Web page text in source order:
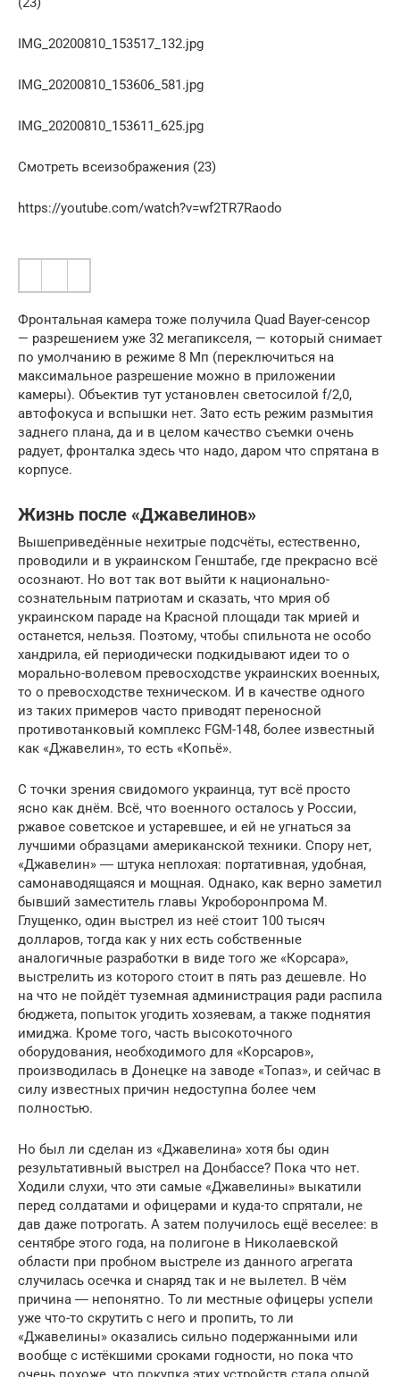
IMG_20200810_153517_132.jpg
IMG_20200810_153606_581.jpg
IMG_20200810_153611_625.jpg
Смотреть всеизображения (23)
https://youtube.com/watch?v=wf2TR7Raodo
Фронтальная камера тоже получила Quad Bayer-сенсор
— разрешением уже 32 мегапикселя, — который снимает
по умолчанию в режиме 8 Мп (переключиться на
максимальное разрешение можно в приложении
камеры). Объектив тут установлен светосилой f/2,0,
автофокуса и вспышки нет. Зато есть режим размытия
заднего плана, да и в целом качество съемки очень
радует, фронталка здесь что надо, даром что спрятана в
корпусе.
Жизнь после «Джавелинов»
Вышеприведённые нехитрые подсчёты, естественно,
проводили и в украинском Генштабе, где прекрасно всё
осознают. Но вот так вот выйти к национально-
сознательным патриотам и сказать, что мрия об
украинском параде на Красной площади так мрией и
останется, нельзя. Поэтому, чтобы спильнота не особо
хандрила, ей периодически подкидывают идеи то о
морально-волевом превосходстве украинских военных,
то о превосходстве техническом. И в качестве одного
из таких примеров часто приводят переносной
противотанковый комплекс FGM-148, более известный
как «Джавелин», то есть «Копьё».
С точки зрения свидомого украинца, тут всё просто
ясно как днём. Всё, что военного осталось у России,
ржавое советское и устаревшее, и ей не угнаться за
лучшими образцами американской техники. Спору нет,
«Джавелин» ― штука неплохая: портативная, удобная,
самонаводящаяся и мощная. Однако, как верно заметил
бывший заместитель главы Укроборонпрома М.
Глущенко, один выстрел из неё стоит 100 тысяч
долларов, тогда как у них есть собственные
аналогичные разработки в виде того же «Корсара»,
выстрелить из которого стоит в пять раз дешевле. Но
на что не пойдёт туземная администрация ради распила
бюджета, попыток угодить хозяевам, а также поднятия
имиджа. Кроме того, часть высокоточного
оборудования, необходимого для «Корсаров»,
производилась в Донецке на заводе «Топаз», и сейчас в
силу известных причин недоступна более чем
полностью.
Но был ли сделан из «Джавелина» хотя бы один
результативный выстрел на Донбассе? Пока что нет.
Ходили слухи, что эти самые «Джавелины» выкатили
перед солдатами и офицерами и куда-то спрятали, не
дав даже потрогать. А затем получилось ещё веселее: в
сентябре этого года, на полигоне в Николаевской
области при пробном выстреле из данного агрегата
случилась осечка и снаряд так и не вылетел. В чём
причина ― непонятно. То ли местные офицеры успели
уже что-то скрутить с него и пропить, то ли
«Джавелины» оказались сильно подержанными или
вообще с истёкшими сроками годности, но пока что